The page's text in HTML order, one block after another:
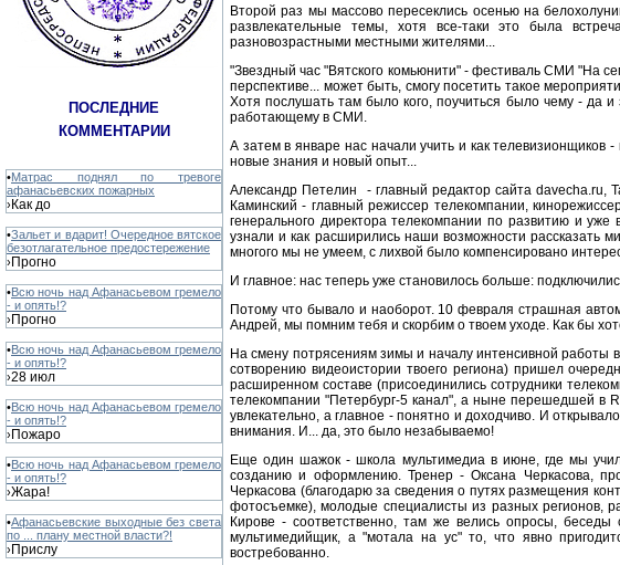
ПОСЛЕДНИЕ
КОММЕНТАРИИ
•Матрас поднял по тревоге
афанасьевских пожарных
›Как до
•Зальет и вдарит! Очередное вятское
безотлагательное предостережение
›Прогно
•Всю ночь над Афанасьевом гремело
- и опять!?
›Прогно
•Всю ночь над Афанасьевом гремело
- и опять!?
›28 июл
•Всю ночь над Афанасьевом гремело
- и опять!?
›Пожаро
•Всю ночь над Афанасьевом гремело
- и опять!?
›Жара!
•Афанасьевские выходные без света
по ... плану местной власти?!
›Прислу
Второй раз мы массово пересеклись осенью на
развлекательные темы, хотя все-таки это была
разновозрастными местными жителями...
"Звездный час "Вятского комьюнити" - фестиваль СМИ "На
перспективе... может быть, смогу посетить такое
Хотя послушать там было кого, поучиться было чему - да
работающему в СМИ.
А затем в январе нас начали учить и как
новые знания и новый опыт...
Александр Петелин - главный редактор сайта davecha.ru,
Каминский - главный режиссер телекомпании,
генерального директора телекомпании по развитию и
узнали и как расширились наши возможности рассказать
многого мы не умеем, с лихвой было компенсировано
И главное: нас теперь уже становилось больше:
Потому что бывало и наоборот. 10 февраля страшная
Андрей, мы помним тебя и скорбим о твоем уходе. Как бы
На смену потрясениям зимы и началу интенсивной работы
сотворению видеоистории твоего региона) пришел
расширенном составе (присоединились сотрудники
телекомпании "Петербург-5 канал", а ныне перешедшей в
увлекательно, а главное - понятно и доходчиво. И
внимания. И... да, это было незабываемо!
Еще один шажок - школа мультимедиа в июне, где мы
созданию и оформлению. Тренер - Оксана Черкасова,
Черкасова (благодарю за сведения о путях размещения
фотосъемке), молодые специалисты из разных регионов,
Кирове - соответственно, там же велись опросы,
мультимедийщик, а "мотала на ус" то, что явно
востребованно.